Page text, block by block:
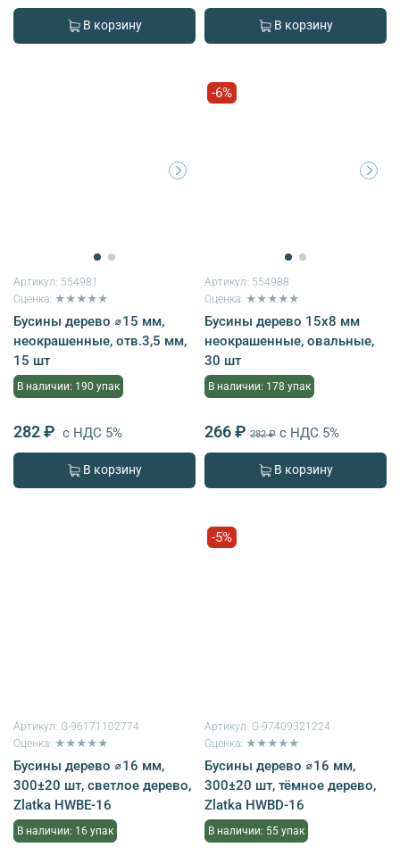
В корзину В корзину
Артикул: 554981
Оценка: ★★★★★
Бусины дерево ⌀15 мм,
неокрашенные, отв.3,5 мм,
15 шт
В наличии: 190 упак
282 ₽ с НДС 5%
В корзину
-6%
Артикул: 554988
Оценка: ★★★★★
Бусины дерево 15х8 мм
неокрашенные, овальные,
30 шт
В наличии: 178 упак
266 ₽ 282 ₽ с НДС 5%
В корзину
Артикул: G-96171102774
Оценка: ★★★★★
Бусины дерево ⌀16 мм,
300±20 шт, светлое дерево,
Zlatka HWBE-16
В наличии: 16 упак
-5%
Артикул: G-97409321224
Оценка: ★★★★★
Бусины дерево ⌀16 мм,
300±20 шт, тёмное дерево,
Zlatka HWBD-16
В наличии: 55 упак